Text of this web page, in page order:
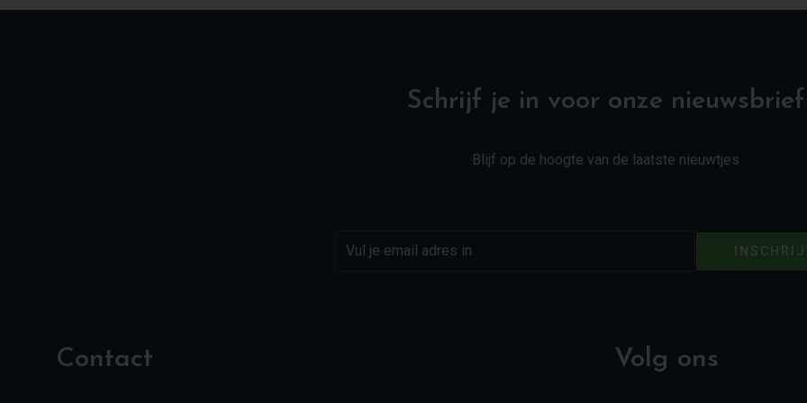
Schrijf je in voor onze nieuwsbrief
Blijf op de hoogte van de laatste nieuwtjes
Contact Volg ons